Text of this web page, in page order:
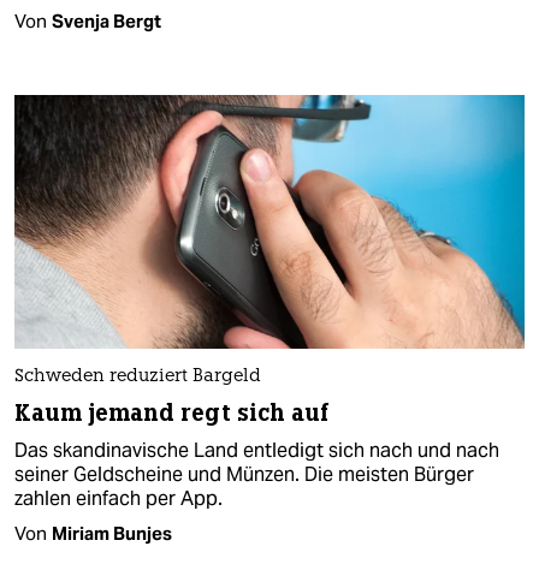
Von Svenja Bergt
Schweden reduziert Bargeld
Kaum jemand regt sich auf
Das skandinavische Land entledigt sich nach und nach
seiner Geldscheine und Münzen. Die meisten Bürger
zahlen einfach per App.
Von Miriam Bunjes